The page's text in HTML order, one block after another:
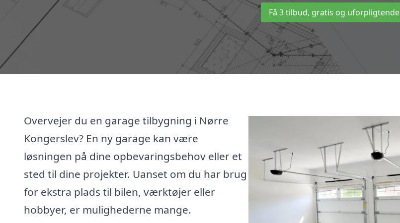
Få 3 tilbud, gratis og uforpligtende
Overvejer du en garage tilbygning i Nørre
Kongerslev? En ny garage kan være
løsningen på dine opbevaringsbehov eller et
sted til dine projekter. Uanset om du har brug
for ekstra plads til bilen, værktøjer eller
hobbyer, er mulighederne mange.